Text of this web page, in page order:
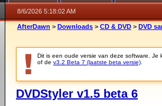
8/6/2026 5:18:02 AM
AfterDawn > Downloads > CD & DVD > DVD
Dit is een oude versie van deze software. Je
of de v3.2 Beta 7 (laatste beta versie)
DVDStyler v1.5 beta 6